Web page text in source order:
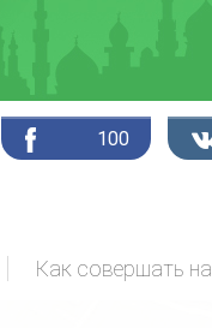
100
Как совершать